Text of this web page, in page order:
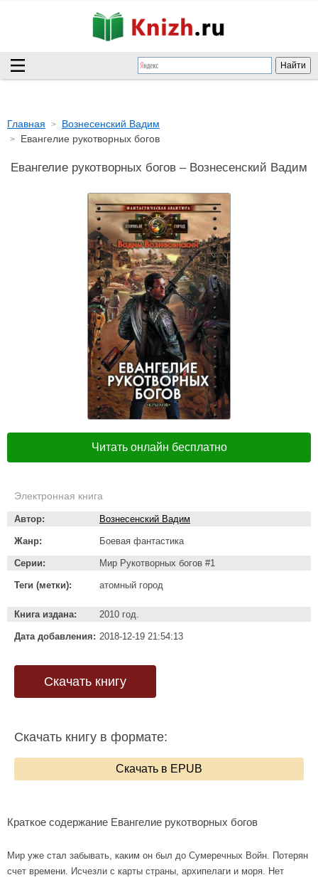
Главная
Вознесенский Вадим
Евангелие рукотворных богов
Евангелие рукотворных богов – Вознесенский Вадим
Читать онлайн бесплатно
Электронная книга
Автор: Вознесенский Вадим
Жанр: Боевая фантастика
Серии: Мир Рукотворных богов #1
Теги (метки): атомный город
Книга издана: 2010 год.
Дата добавления: 2018-12-19 21:54:13
Скачать книгу
Скачать книгу в формате:
Скачать в EPUB
Краткое содержание Евангелие рукотворных богов
Мир уже стал забывать, каким он был до Сумеречных Войн. Потерян
счет времени. Исчезли с карты страны, архипелаги и моря. Нет